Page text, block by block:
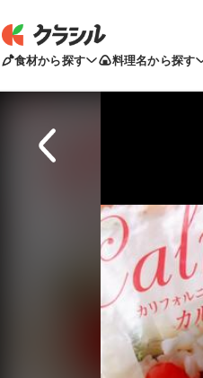
食材から探す 料理名から探す